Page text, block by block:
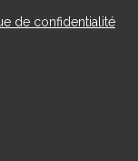
de confidentialité